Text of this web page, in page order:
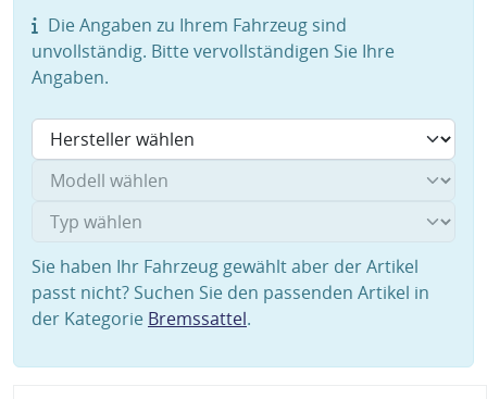
Die Angaben zu Ihrem Fahrzeug sind
unvollständig. Bitte vervollständigen Sie Ihre
Angaben.
Sie haben Ihr Fahrzeug gewählt aber der Artikel
passt nicht? Suchen Sie den passenden Artikel in
der Kategorie Bremssattel.